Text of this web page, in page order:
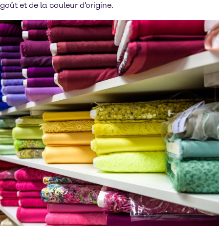
goût et de la couleur d'origine.